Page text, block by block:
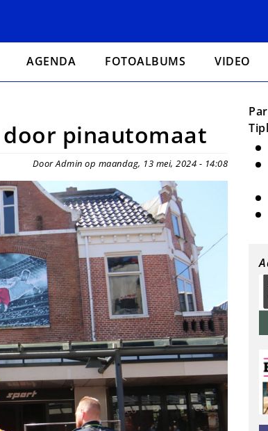
AGENDA FOTOALBUMS VIDEO
door pinautomaat
Door Admin op maandag, 13 mei, 2024 - 14:08